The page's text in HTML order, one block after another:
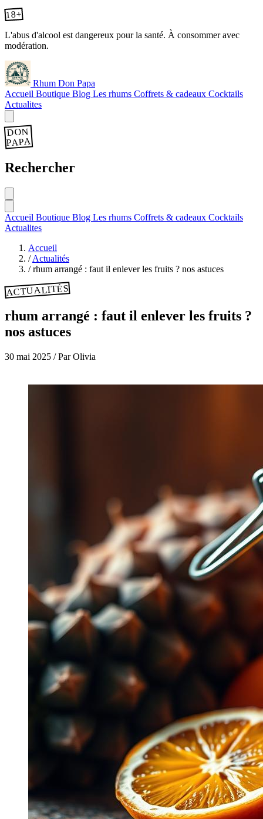
18+
L'abus d'alcool est dangereux pour la santé. À consommer avec
modération.
Rhum Don Papa
Accueil Boutique Blog Les rhums Coffrets & cadeaux Cocktails
Actualites
DON
PAPA
Rechercher
Accueil Boutique Blog Les rhums Coffrets & cadeaux Cocktails
Actualites
Accueil
/ Actualités
/ rhum arrangé : faut il enlever les fruits ? nos astuces
ACTUALITÉS
rhum arrangé : faut il enlever les fruits ?
nos astuces
30 mai 2025 / Par Olivia